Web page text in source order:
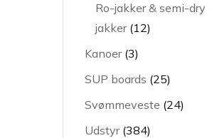
Ro-jakker & semi-dry
jakker 1212
Kanoer 33
varer
SUP boards 2525
varer
Svømmeveste 2424
Udstyr 384384